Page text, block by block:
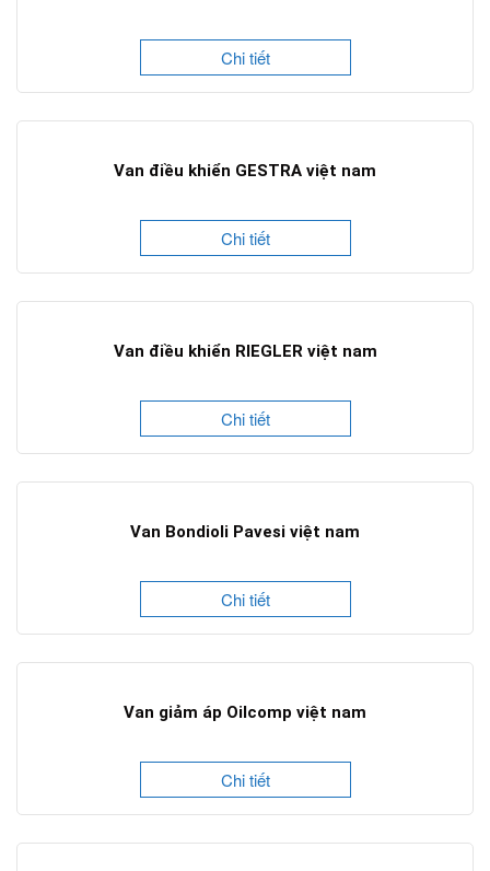
Chi tiết
Van điều khiển GESTRA việt nam
Chi tiết
Van điều khiển RIEGLER việt nam
Chi tiết
Van Bondioli Pavesi việt nam
Chi tiết
Van giảm áp Oilcomp việt nam
Chi tiết